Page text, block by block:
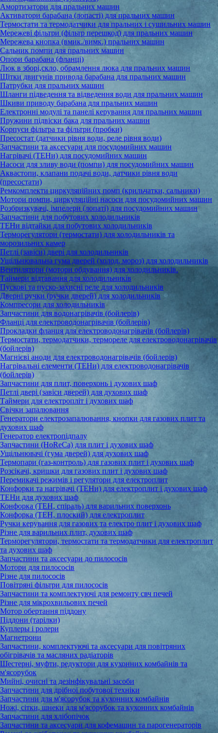
Амортизатори для пральних машин
Активатори барабана (лопасті) для пральних машин
Термостати та термодатчики для пральних і сушильних машин
Мережеві фільтри (фільтр перешкод) для пральних машин
Мережева кнопка (вмик./вимк.) пральних машин
Сальник помпи для пральних машин
Опори барабана (фланці)
Люк в зборі,скло, обрамлення люка для пральних машин
Щітки двигунів привода барабана для пральних машин
Патрубки для пральних машин
Шланги підведення та відведення води для пральних машин
Шкиви приводу барабана для пральних машин
Електронні модулі та панелі керування для пральних машин
Пружини підвіски бака для пральних машин
Корпуси фільтра та фільтри (пробки)
Пресостат (датчики рівня води, реле рівня води)
Запчастини та аксесуари для посудомийних машин
Нагрівачі (ТЕНи) для посудомийних машин
Насоси для зливу води (помпи) для посудомийних машин
Аквастопи, клапани подачі води, датчики рівня води
(пресостати)
Ремкомплекти циркуляційних помп (крильчатки, сальники)
Мотори помпи, циркуляційні насоси для посудомийних машин
Розбризкувачі, імпелери (лопаті) для посудомийних машин
Запчастини для побутових холодильників
ТЕНи відтайки для побутових холодильників
Терморегулятори (термостати) для холодильників та
морозильних камер
Петлі (завіси) двері для холодильників
Ущільнювальна гума дверей (холод, мороз) для холодильників
Вентилятори (мотори обдування) для холодильників.
Таймери відтавання для холодильників
Пускові та пуско-захисні реле для холодильників
Дверні ручки (ручки дверей) для холодильників
Компресори для холодильників
Запчастини для водонагрівачів (бойлерів)
Фланці для електроводонагрівачів (бойлерів)
Прокладки фланця для електроводонагрівачів (бойлерів)
Термостати, термодатчики, термореле для електроводонагрівачів
(бойлерів)
Магнієві аноди для електроводонагрівачів (бойлерів)
Нагрівальні елементи (ТЕНи) для електроводонагрівачів
(бойлерів)
Запчастини для плит, поверхонь і духових шаф
Петлі двері (завіси дверей) для духових шаф
Таймери для електропліт і духових шаф
Свічки запалювання
Генератори електрозапалювання, кнопки для газових плит та
духових шаф
Генератор електропідпалу
Запчастини (HoReCa) для плит і духових шаф
Ущільнювачі (гума дверей) для духових шаф
Термопари (газ-контроль) для газових плит і духових шаф
Розсікачі, кришки для газових плит і духових шаф
Перемикачі режимів і регулятори для електроплит
Конфорки та нагрівачі (ТЕНи) для електроплит і духових шаф
ТЕНи для духових шаф
Конфорка (ТЕН, спіраль) для варильних поверхонь
Конфорка (ТЕН, плоский) для електроплит
Ручки керування для газових та електро плит і духових шаф
Різне для варильних плит, духових шаф
Терморегулятори, термостати та термодатчики для електроплит
та духових шаф
Запчастини та аксесуари до пилососів
Мотори для пилососів
Різне для пилососів
Повітряні фільтри для пилососів
Запчастини та комплектуючі для ремонту свч печей
Різне для мікрохвильових печей
Мотор обертання піддону
Піддони (тарілки)
Куплеры і ролери
Магнетрони
Запчастини, комплектуючі та аксесуари для повітряних
обігрівачів та масляних радіаторів
Шестерні, муфти, редуктори для кухонних комбайнів та
м'ясорубок
Мийні, очисні та дезінфікувальні засоби
Запчастини для дрібної побутової техніки
Запчастини для м'ясорубок та кухонних комбайнів
Ножі, сітки, шнеки для м'ясорубок та кухонних комбайнів
Запчастини для хлібопічок
Запчастини та аксесуари для кофемашин та парогенераторів